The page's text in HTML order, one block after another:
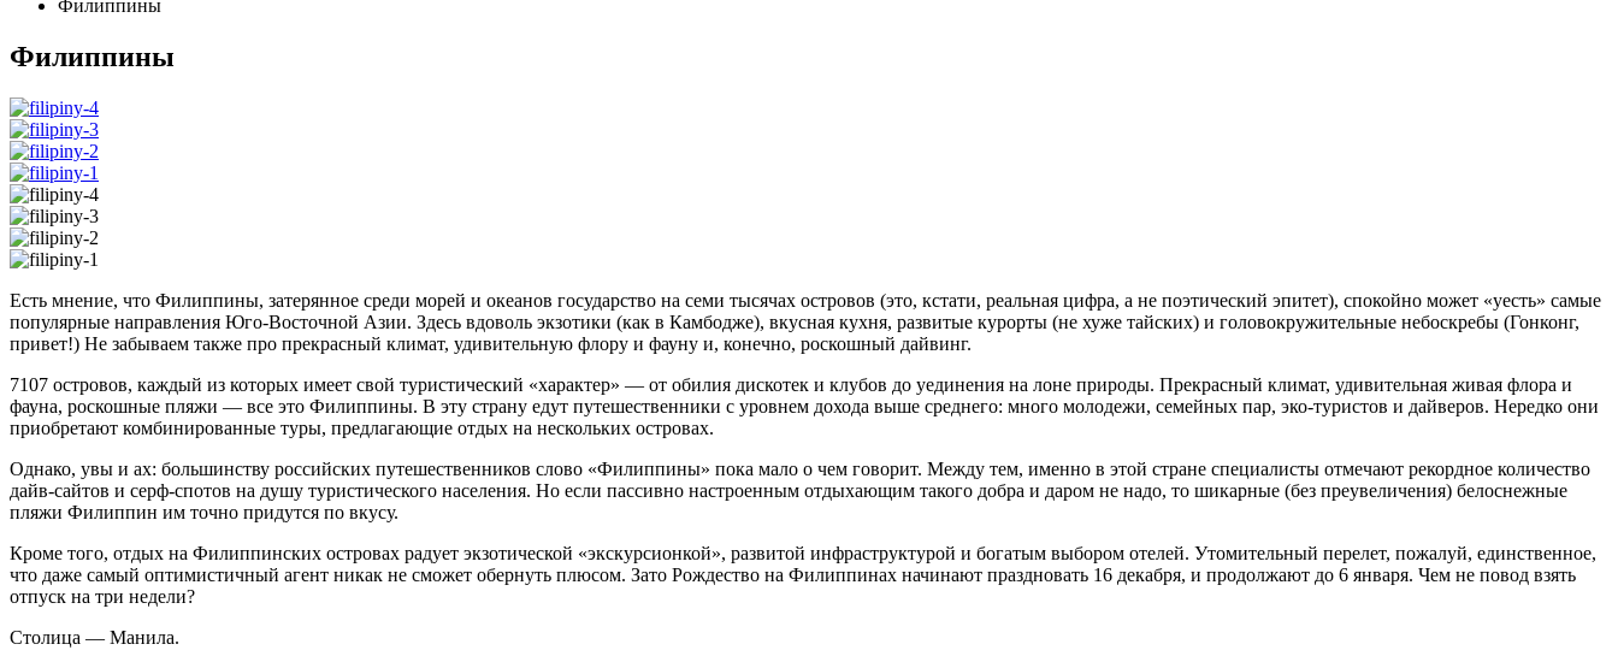
Филиппины
Филиппины
Есть мнение, что Филиппины, затерянное среди морей и океанов государство на семи тысячах островов (это, кстати, реальная цифра, а не поэтический эпитет), спокойно может «уесть» самые
популярные направления Юго-Восточной Азии. Здесь вдоволь экзотики (как в Камбодже), вкусная кухня, развитые курорты (не хуже тайских) и головокружительные небоскребы (Гонконг,
привет!) Не забываем также про прекрасный климат, удивительную флору и фауну и, конечно, роскошный дайвинг.
7107 островов, каждый из которых имеет свой туристический «характер» — от обилия дискотек и клубов до уединения на лоне природы. Прекрасный климат, удивительная живая флора и
фауна, роскошные пляжи — все это Филиппины. В эту страну едут путешественники с уровнем дохода выше среднего: много молодежи, семейных пар, эко-туристов и дайверов. Нередко они
приобретают комбинированные туры, предлагающие отдых на нескольких островах.
Однако, увы и ах: большинству российских путешественников слово «Филиппины» пока мало о чем говорит. Между тем, именно в этой стране специалисты отмечают рекордное количество
дайв-сайтов и серф-спотов на душу туристического населения. Но если пассивно настроенным отдыхающим такого добра и даром не надо, то шикарные (без преувеличения) белоснежные
пляжи Филиппин им точно придутся по вкусу.
Кроме того, отдых на Филиппинских островах радует экзотической «экскурсионкой», развитой инфраструктурой и богатым выбором отелей. Утомительный перелет, пожалуй, единственное,
что даже самый оптимистичный агент никак не сможет обернуть плюсом. Зато Рождество на Филиппинах начинают праздновать 16 декабря, и продолжают до 6 января. Чем не повод взять
отпуск на три недели?
Столица — Манила.